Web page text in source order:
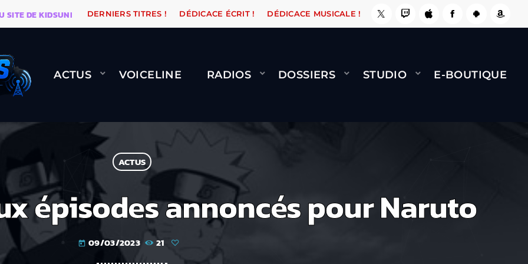
KIDSUNE WARÉTRO ORANGE ROAD QUI PASSE, ÇA LE FAIT ! NAMI BERNARD MINET - FLY
DERNIERS TITRES ! DÉDICACE ÉCRIT ! DÉDICACE MUSICALE !
ACTUS VOICELINE RADIOS DOSSIERS STUDIO E-BOUTIQUE
ACTUS
épisodes annoncés pour Naruto
today 09/03/2023 21